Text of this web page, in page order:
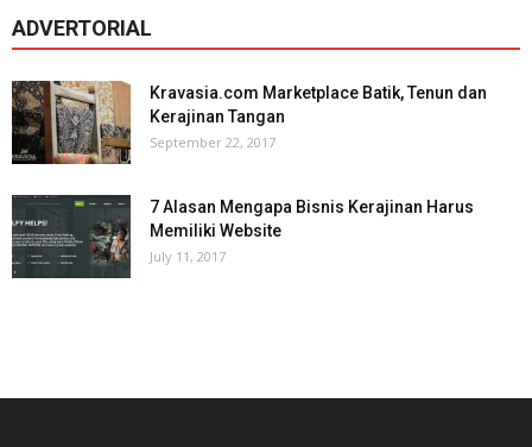
ADVERTORIAL
Kravasia.com Marketplace Batik, Tenun dan
Kerajinan Tangan
September 22, 2017
7 Alasan Mengapa Bisnis Kerajinan Harus
Memiliki Website
July 11, 2017